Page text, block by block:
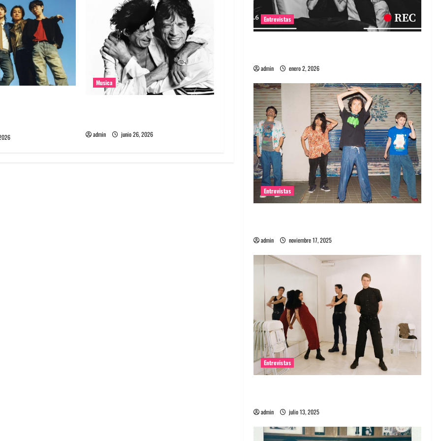
Musica
admin junio 26, 2026
Entrevistas
admin enero 2, 2026
Entrevistas
admin noviembre 17, 2025
Entrevistas
admin julio 13, 2025